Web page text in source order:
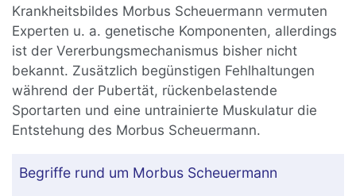
Krankheitsbildes Morbus Scheuermann vermuten
Experten u. a. genetische Komponenten, allerdings
ist der Vererbungsmechanismus bisher nicht
bekannt. Zusätzlich begünstigen Fehlhaltungen
während der Pubertät, rückenbelastende
Sportarten und eine untrainierte Muskulatur die
Entstehung des Morbus Scheuermann.
Begriffe rund um Morbus Scheuermann